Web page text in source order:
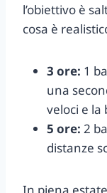
l’obiettivo è
cosa è
3 ore: 1
una
veloci e la
5 ore: 2
distanze
In piena